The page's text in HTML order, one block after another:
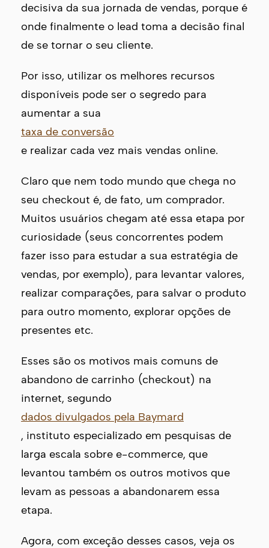
decisiva da sua jornada de vendas, porque é
onde finalmente o lead toma a decisão final
de se tornar o seu cliente.
Por isso, utilizar os melhores recursos
disponíveis pode ser o segredo para
aumentar a sua
taxa de conversão
e realizar cada vez mais vendas online.
Claro que nem todo mundo que chega no
seu checkout é, de fato, um comprador.
Muitos usuários chegam até essa etapa por
curiosidade (seus concorrentes podem
fazer isso para estudar a sua estratégia de
vendas, por exemplo), para levantar valores,
realizar comparações, para salvar o produto
para outro momento, explorar opções de
presentes etc.
Esses são os motivos mais comuns de
abandono de carrinho (checkout) na
internet, segundo
dados divulgados pela Baymard
, instituto especializado em pesquisas de
larga escala sobre e-commerce, que
levantou também os outros motivos que
levam as pessoas a abandonarem essa
etapa.
Agora, com exceção desses casos, veja os